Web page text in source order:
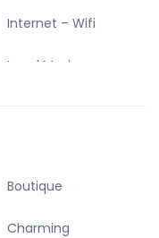
Internet – Wifi
Local Music
Boutique
Charming